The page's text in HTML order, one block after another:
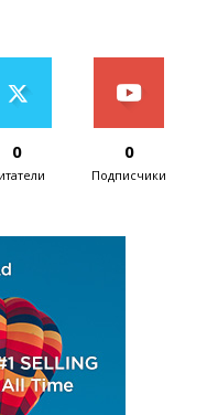
0 0
Подписчики